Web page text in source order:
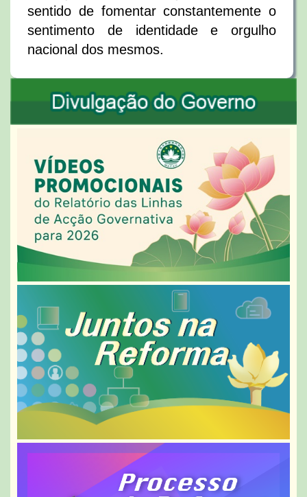
sentido de fomentar constantemente o
sentimento de identidade e orgulho
nacional dos mesmos.